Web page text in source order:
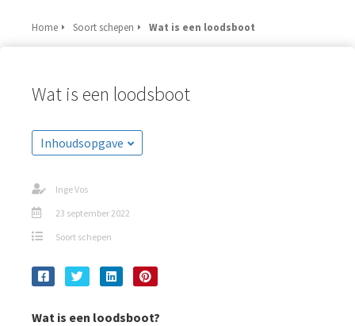
Home Soort schepen Wat is een loodsboot
Wat is een loodsboot
Inhoudsopgave
Inge Vos
23 september 2022
Soort schepen
Wat is een loodsboot?